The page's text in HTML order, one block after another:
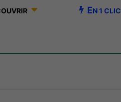
EN 1 CLIC